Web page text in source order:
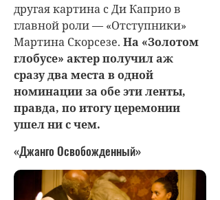
другая картина с Ди Каприо в
главной роли — «Отступники»
Мартина Скорсезе. На «Золотом
глобусе» актер получил аж
сразу два места в одной
номинации за обе эти ленты,
правда, по итогу церемонии
ушел ни с чем.
«Джанго Освобожденный»